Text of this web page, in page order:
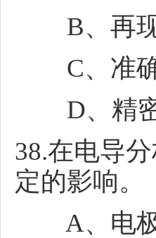
B、再
C、准
D、精
38.在电导
定的影响。
A、电极